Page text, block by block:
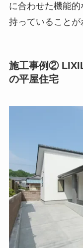
に合わせた機能
持っていることが
施工事例②
の平屋住宅